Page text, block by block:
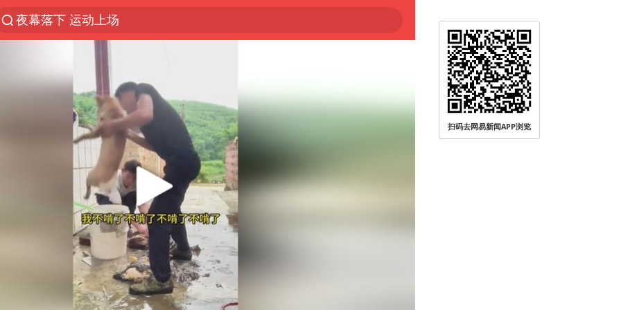
夜幕落下 运动上场
1岁宝宝碰坏纸巾盒 宝妈被索赔924元
台风白海豚环流面积近似13个浙江
Meta被判支付5.67亿美元
台风白海豚逼近 暴雨大暴雨来袭
47岁妈妈突然产女 26岁女儿：很震惊
OpenAI为免费用户升级GPT-5.6 Luna
日本广岛民众举行游行反对政府行径
21楼高空抛物嫌疑人被拘留
实探山东最热的“中国蔬菜之乡”
女子开一天一夜空调后二氧化碳中毒
扫码去网易新闻APP浏览